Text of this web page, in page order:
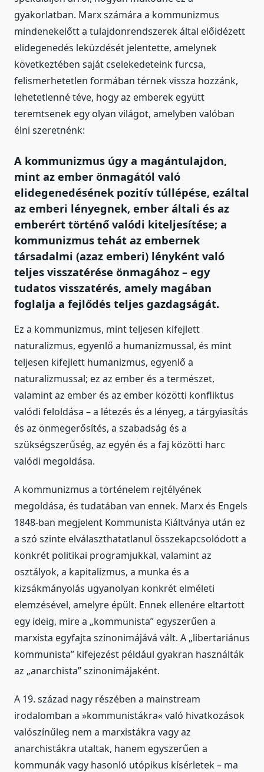
gyakorlatban. Marx számára a kommunizmus
mindenekelőtt a tulajdonrendszerek által előidézett
elidegenedés leküzdését jelentette, amelynek
következtében saját cselekedeteink furcsa,
felismerhetetlen formában térnek vissza hozzánk,
lehetetlenné téve, hogy az emberek együtt
teremtsenek egy olyan világot, amelyben valóban
élni szeretnénk:
A kommunizmus úgy a magántulajdon,
mint az ember önmagától való
elidegenedésének pozitív túllépése, ezáltal
az emberi lényegnek, ember általi és az
emberért történő valódi kiteljesítése; a
kommunizmus tehát az embernek
társadalmi (azaz emberi) lényként való
teljes visszatérése önmagához – egy
tudatos visszatérés, amely magában
foglalja a fejlődés teljes gazdagságát.
Ez a kommunizmus, mint teljesen kifejlett
naturalizmus, egyenlő a humanizmussal, és mint
teljesen kifejlett humanizmus, egyenlő a
naturalizmussal; ez az ember és a természet,
valamint az ember és az ember közötti konfliktus
valódi feloldása – a létezés és a lényeg, a tárgyiasítás
és az önmegerősítés, a szabadság és a
szükségszerűség, az egyén és a faj közötti harc
valódi megoldása.
A kommunizmus a történelem rejtélyének
megoldása, és tudatában van ennek. Marx és Engels
1848-ban megjelent Kommunista Kiáltványa után ez
a szó szinte elválaszthatatlanul összekapcsolódott a
konkrét politikai programjukkal, valamint az
osztályok, a kapitalizmus, a munka és a
kizsákmányolás ugyanolyan konkrét elméleti
elemzésével, amelyre épült. Ennek ellenére eltartott
egy ideig, mire a „kommunista” egyszerűen a
marxista egyfajta szinonimájává vált. A „libertariánus
kommunista” kifejezést például gyakran használták
az „anarchista” szinonimájaként.
A 19. század nagy részében a mainstream
irodalomban a »kommunistákra« való hivatkozások
valószínűleg nem a marxistákra vagy az
anarchistákra utaltak, hanem egyszerűen a
kommunák vagy hasonló utópikus kísérletek – ma